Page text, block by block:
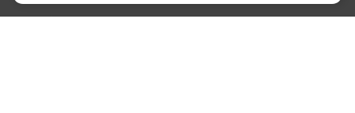
© 2022, more than 2 million tabs and lyrics